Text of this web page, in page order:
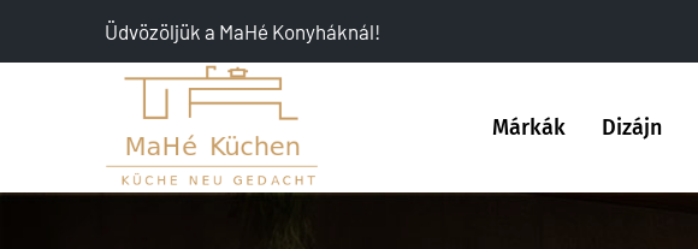
Üdvözöljük a MaHé Konyháknál!
Márkák Dizájn